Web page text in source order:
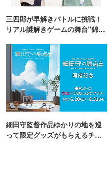
三四郎が早解きバトルに挑戦！
リアル謎解きゲームの舞台"錦糸
細田守監督作品ゆかりの地を巡
って限定グッズがもらえるチャ